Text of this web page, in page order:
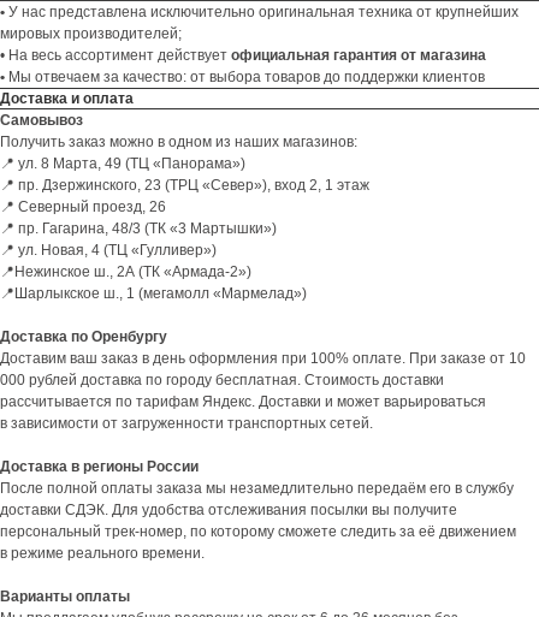
• У нас представлена исключительно оригинальная техника от крупнейших
мировых производителей;
• На весь ассортимент действует официальная гарантия от магазина
• Мы отвечаем за качество: от выбора товаров до поддержки клиентов
Доставка и оплата
Самовывоз
Получить заказ можно в одном из наших магазинов:
📍 ул. 8 Марта, 49 (ТЦ «Панорама»)
📍 пр. Дзержинского, 23 (ТРЦ «Север»), вход 2, 1 этаж
📍 Северный проезд, 26
📍 пр. Гагарина, 48/3 (ТК «3 Мартышки»)
📍 ул. Новая, 4 (ТЦ «Гулливер»)
📍Нежинское ш., 2А (ТК «Армада-2»)
📍Шарлыкское ш., 1 (мегамолл «Мармелад»)
Доставка по Оренбургу
Доставим ваш заказ в день оформления при 100% оплате. При заказе от 10
000 рублей доставка по городу бесплатная. Стоимость доставки
рассчитывается по тарифам Яндекс. Доставки и может варьироваться
в зависимости от загруженности транспортных сетей.
Доставка в регионы России
После полной оплаты заказа мы незамедлительно передаём его в службу
доставки СДЭК. Для удобства отслеживания посылки вы получите
персональный трек-номер, по которому сможете следить за её движением
в режиме реального времени.
Варианты оплаты
Оставить заявку
Ответы начастые вопросы